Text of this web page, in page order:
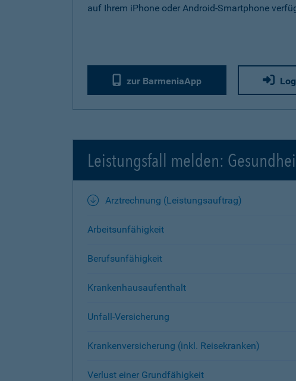
auf Ihrem iPhone oder Android-Smartphone
zur BarmeniaApp
Leistungsfall melden:
Arztrechnung (Leistungsauftrag)
Arbeitsunfähigkeit
Berufsunfähigkeit
Krankenhausaufenthalt
Unfall-Versicherung
Krankenversicherung (inkl. Reisekranken)
Verlust einer Grundfähigkeit